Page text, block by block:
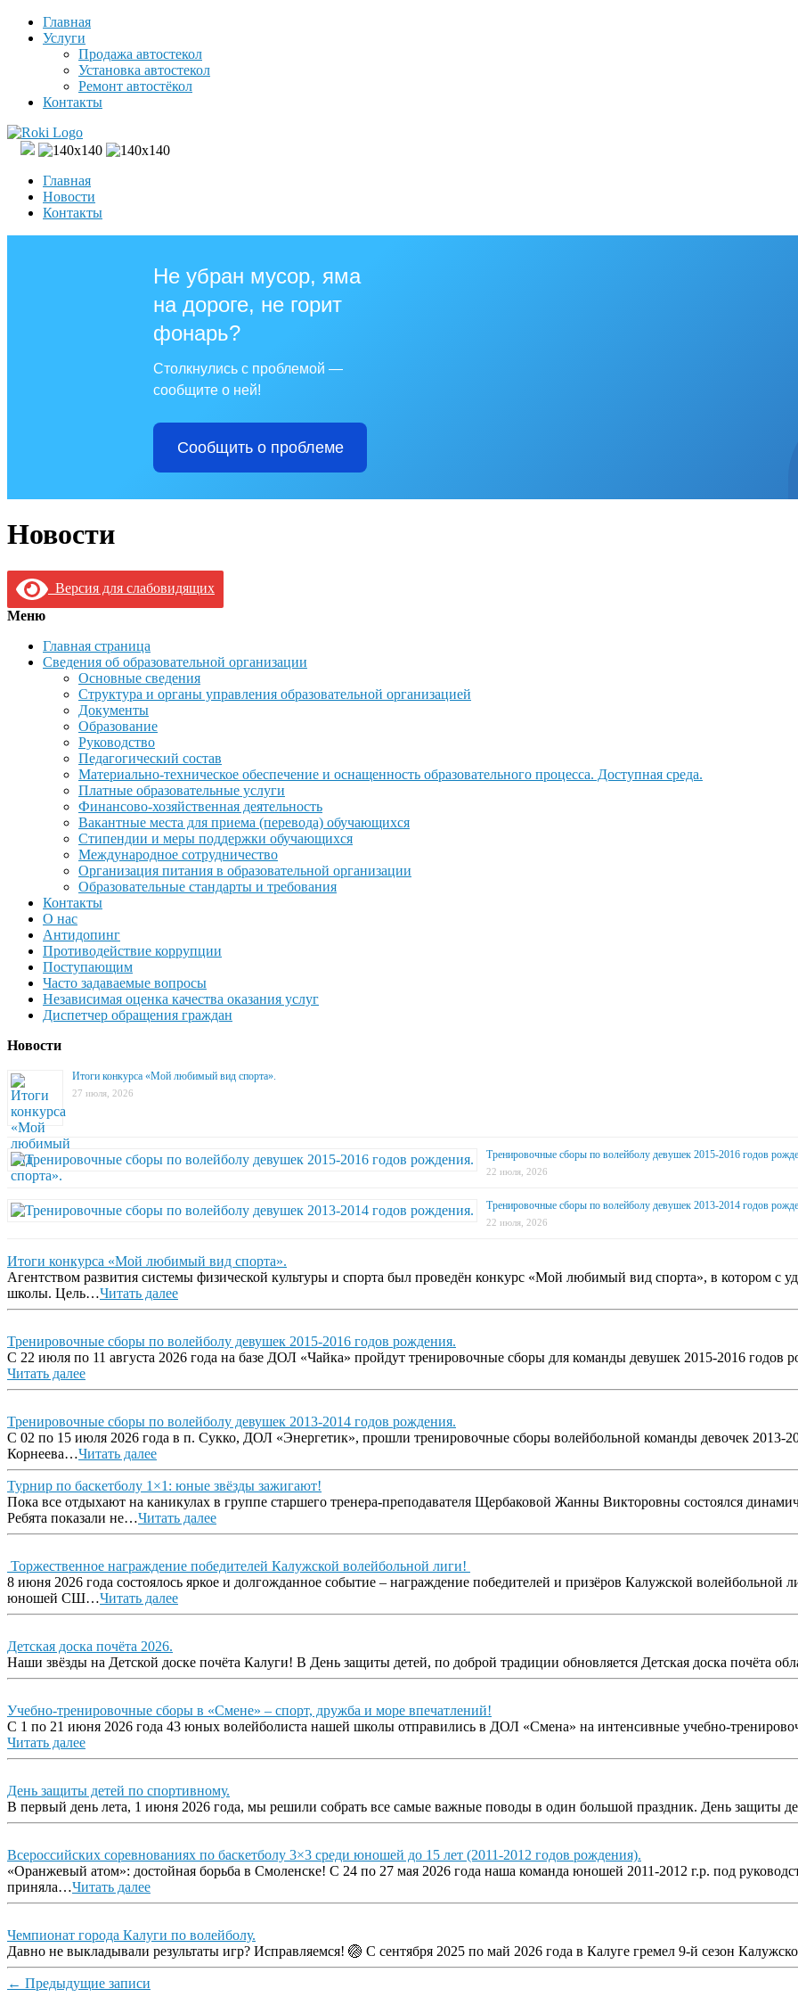
Главная
Услуги
Продажа автостекол
Установка автостекол
Ремонт автостёкол
Контакты
Главная
Новости
Контакты
Не убран мусор, яма
на дороге, не горит
фонарь?
Столкнулись с проблемой —
сообщите о ней!
Сообщить о проблеме
Новости
Версия для слабовидящих
Меню
Главная страница
Сведения об образовательной организации
Основные сведения
Структура и органы управления образовательной организацией
Документы
Образование
Руководство
Педагогический состав
Материально-техническое обеспечение и оснащенность образовательного процесса. Доступная среда.
Платные образовательные услуги
Финансово-хозяйственная деятельность
Вакантные места для приема (перевода) обучающихся
Стипендии и меры поддержки обучающихся
Международное сотрудничество
Организация питания в образовательной организации
Образовательные стандарты и требования
Контакты
О нас
Антидопинг
Противодействие коррупции
Поступающим
Часто задаваемые вопросы
Независимая оценка качества оказания услуг
Диспетчер обращения граждан
Новости
Итоги конкурса «Мой любимый вид спорта».
27 июля, 2026
Тренировочные сборы по волейболу девушек 2015-2016 годов
22 июля, 2026
Тренировочные сборы по волейболу девушек 2013-2014 годов
22 июля, 2026
Итоги конкурса «Мой любимый вид спорта».
Агентством развития системы физической культуры и спорта был проведён конкурс «Мой любимый вид спорта», в котором с
школы. Цель…Читать далее
Тренировочные сборы по волейболу девушек 2015-2016 годов рождения.
С 22 июля по 11 августа 2026 года на базе ДОЛ «Чайка» пройдут тренировочные сборы для команды девушек 2015-2016 годов
Читать далее
Тренировочные сборы по волейболу девушек 2013-2014 годов рождения.
С 02 по 15 июля 2026 года в п. Сукко, ДОЛ «Энергетик», прошли тренировочные сборы волейбольной команды девочек 2013-
Корнеева…Читать далее
Турнир по баскетболу 1×1: юные звёзды зажигают!
Пока все отдыхают на каникулах в группе старшего тренера-преподавателя Щербаковой Жанны Викторовны состоялся
Ребята показали не…Читать далее
Торжественное награждение победителей Калужской волейбольной лиги!
8 июня 2026 года состоялось яркое и долгожданное событие – награждение победителей и призёров Калужской волейбольной
юношей СШ…Читать далее
Детская доска почёта 2026.
Наши звёзды на Детской доске почёта Калуги! В День защиты детей, по доброй традиции обновляется Детская доска почёта
Учебно-тренировочные сборы в «Смене» – спорт, дружба и море впечатлений!
С 1 по 21 июня 2026 года 43 юных волейболиста нашей школы отправились в ДОЛ «Смена» на интенсивные учебно-
Читать далее
День защиты детей по спортивному.
В первый день лета, 1 июня 2026 года, мы решили собрать все самые важные поводы в один большой праздник. День защиты
Всероссийских соревнованиях по баскетболу 3×3 среди юношей до 15 лет (2011-2012 годов рождения).
«Оранжевый атом»: достойная борьба в Смоленске! С 24 по 27 мая 2026 года наша команда юношей 2011-2012 г.р. под
приняла…Читать далее
Чемпионат города Калуги по волейболу.
Давно не выкладывали результаты игр? Исправляемся! 🏐 С сентября 2025 по май 2026 года в Калуге гремел 9-й сезон
Навигация
← Предыдущие записи